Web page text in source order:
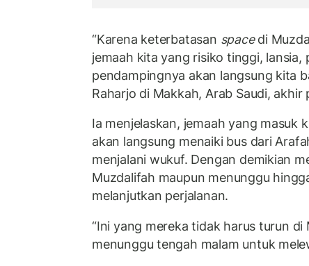
“Karena keterbatasan spacedi
jemaah kita yang risiko tinggi, lansia,
pendampingnya akan langsung kita
Raharjo di Makkah, Arab Saudi, akhir
Ia menjelaskan, jemaah yang masuk
akan langsung menaiki bus dari
menjalani wukuf. Dengan demikian
Muzdalifah maupun menunggu
melanjutkan perjalanan.
“Ini yang mereka tidak harus turun
menunggu tengah malam untuk